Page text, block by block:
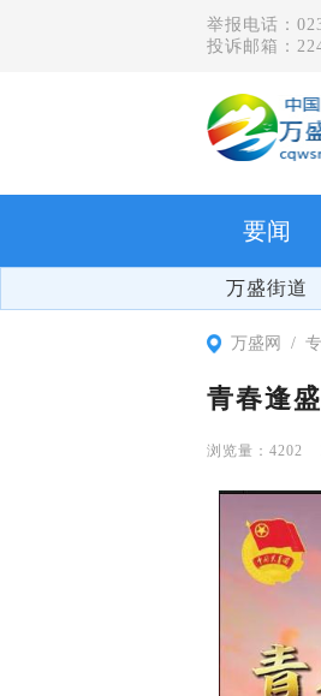
举报电话：
投诉邮箱：
要闻
万盛街道
万盛网
青春逢
4202